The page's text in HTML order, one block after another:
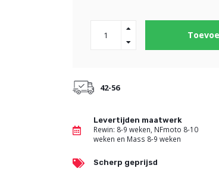
42-56
Levertijden maatwerk
Rewin: 8-9 weken, NFmoto 8-10
weken en Mass 8-9 weken
Scherp geprijsd